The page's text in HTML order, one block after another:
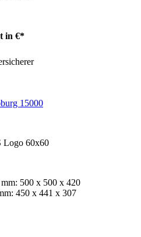
in €*
500 x 500 x 420
450 x 441 x 307